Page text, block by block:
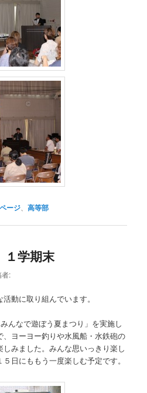
ージ 、高等部
学期末
者:
動に取り組んでいます。
んなで遊ぼう夏まつり」を実施し
、ヨーヨー釣りや水風船・水鉄砲の
みました。みんな思いっきり楽し
日にももう一度楽しむ予定です。